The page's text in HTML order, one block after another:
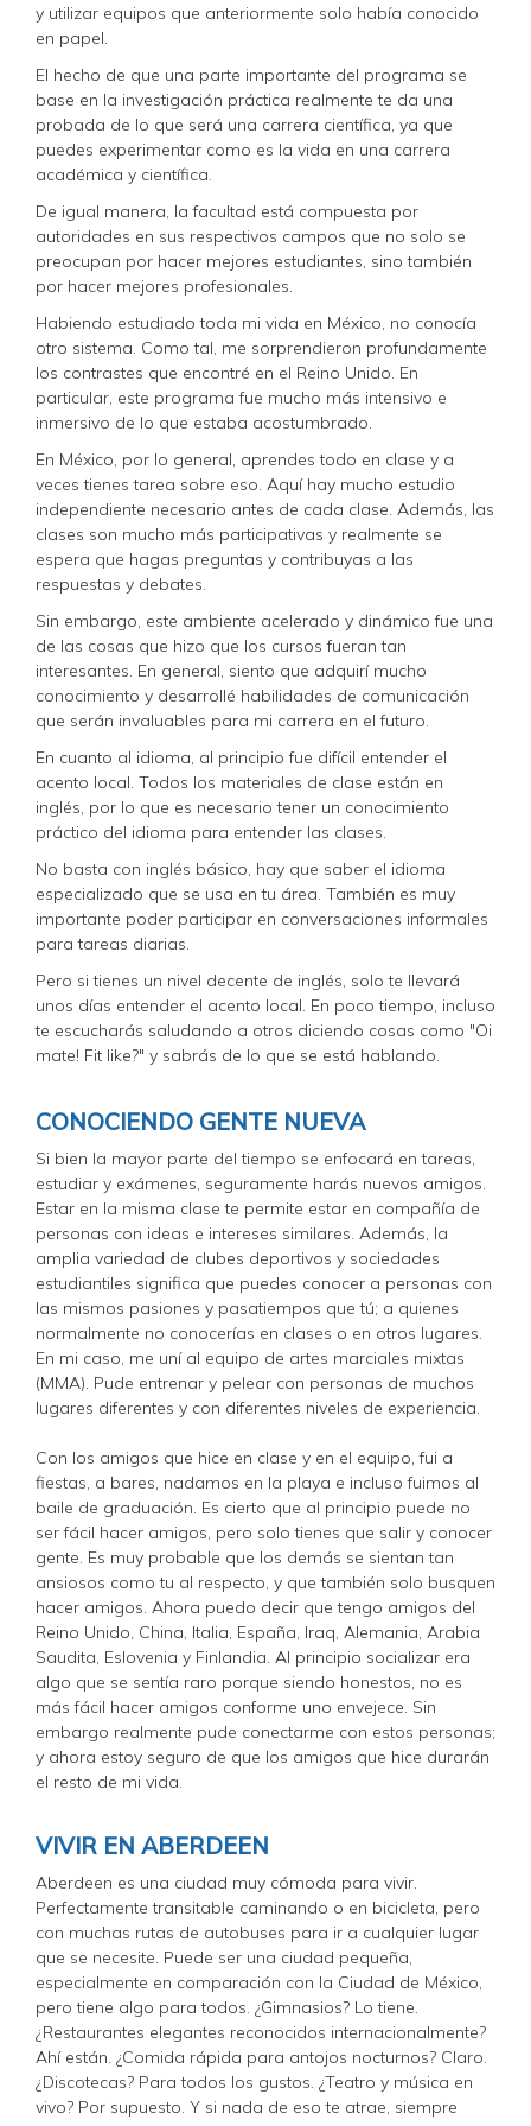
y utilizar equipos que anteriormente solo había conocido
en papel.
El hecho de que una parte importante del programa se
base en la investigación práctica realmente te da una
probada de lo que será una carrera científica, ya que
puedes experimentar como es la vida en una carrera
académica y científica.
De igual manera, la facultad está compuesta por
autoridades en sus respectivos campos que no solo se
preocupan por hacer mejores estudiantes, sino también
por hacer mejores profesionales.
Habiendo estudiado toda mi vida en México, no conocía
otro sistema. Como tal, me sorprendieron profundamente
los contrastes que encontré en el Reino Unido. En
particular, este programa fue mucho más intensivo e
inmersivo de lo que estaba acostumbrado.
En México, por lo general, aprendes todo en clase y a
veces tienes tarea sobre eso. Aquí hay mucho estudio
independiente necesario antes de cada clase. Además, las
clases son mucho más participativas y realmente se
espera que hagas preguntas y contribuyas a las
respuestas y debates.
Sin embargo, este ambiente acelerado y dinámico fue una
de las cosas que hizo que los cursos fueran tan
interesantes. En general, siento que adquirí mucho
conocimiento y desarrollé habilidades de comunicación
que serán invaluables para mi carrera en el futuro.
En cuanto al idioma, al principio fue difícil entender el
acento local. Todos los materiales de clase están en
inglés, por lo que es necesario tener un conocimiento
práctico del idioma para entender las clases.
No basta con inglés básico, hay que saber el idioma
especializado que se usa en tu área. También es muy
importante poder participar en conversaciones informales
para tareas diarias.
Pero si tienes un nivel decente de inglés, solo te llevará
unos días entender el acento local. En poco tiempo, incluso
te escucharás saludando a otros diciendo cosas como "Oi
mate! Fit like?" y sabrás de lo que se está hablando.
CONOCIENDO GENTE NUEVA
Si bien la mayor parte del tiempo se enfocará en tareas,
estudiar y exámenes, seguramente harás nuevos amigos.
Estar en la misma clase te permite estar en compañía de
personas con ideas e intereses similares. Además, la
amplia variedad de clubes deportivos y sociedades
estudiantiles significa que puedes conocer a personas con
las mismos pasiones y pasatiempos que tú; a quienes
normalmente no conocerías en clases o en otros lugares.
En mi caso, me uní al equipo de artes marciales mixtas
(MMA). Pude entrenar y pelear con personas de muchos
lugares diferentes y con diferentes niveles de experiencia.
Con los amigos que hice en clase y en el equipo, fui a
fiestas, a bares, nadamos en la playa e incluso fuimos al
baile de graduación. Es cierto que al principio puede no
ser fácil hacer amigos, pero solo tienes que salir y conocer
gente. Es muy probable que los demás se sientan tan
ansiosos como tu al respecto, y que también solo busquen
hacer amigos. Ahora puedo decir que tengo amigos del
Reino Unido, China, Italia, España, Iraq, Alemania, Arabia
Saudita, Eslovenia y Finlandia. Al principio socializar era
algo que se sentía raro porque siendo honestos, no es
más fácil hacer amigos conforme uno envejece. Sin
embargo realmente pude conectarme con estos personas;
y ahora estoy seguro de que los amigos que hice durarán
el resto de mi vida.
VIVIR EN ABERDEEN
Aberdeen es una ciudad muy cómoda para vivir.
Perfectamente transitable caminando o en bicicleta, pero
con muchas rutas de autobuses para ir a cualquier lugar
que se necesite. Puede ser una ciudad pequeña,
especialmente en comparación con la Ciudad de México,
pero tiene algo para todos. ¿Gimnasios? Lo tiene.
¿Restaurantes elegantes reconocidos internacionalmente?
Ahí están. ¿Comida rápida para antojos nocturnos? Claro.
¿Discotecas? Para todos los gustos. ¿Teatro y música en
vivo? Por supuesto. Y si nada de eso te atrae, siempre